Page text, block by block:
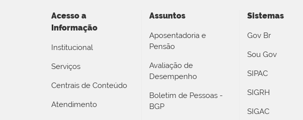
Acesso a
Informação
Institucional
Serviços
Centrais de Conteúdo
Atendimento
Assuntos
Aposentadoria e
Pensão
Avaliação de
Desempenho
Boletim de Pessoas -
BGP
Sistemas
Gov Br
Sou Gov
SIPAC
SIGRH
SIGAC